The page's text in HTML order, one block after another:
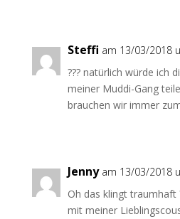
Steffi am 13/03/2018
??? natürlich würde ich
meiner Muddi-Gang
brauchen wir immer
Jenny am 13/03/2018
Oh das klingt traumhaft
mit meiner